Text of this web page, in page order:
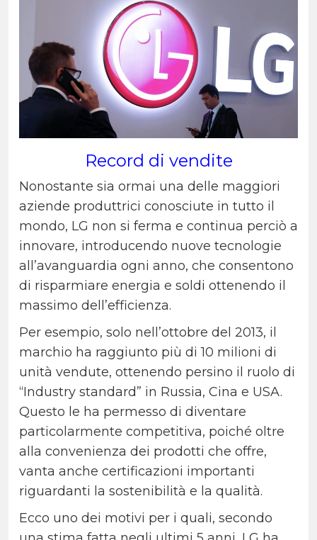
Record di vendite
Nonostante sia ormai una delle maggiori
aziende produttrici conosciute in tutto il
mondo, LG non si ferma e continua perciò a
innovare, introducendo nuove tecnologie
all’avanguardia ogni anno, che consentono
di risparmiare energia e soldi ottenendo il
massimo dell’efficienza.
Per esempio, solo nell’ottobre del 2013, il
marchio ha raggiunto più di 10 milioni di
unità vendute, ottenendo persino il ruolo di
“Industry standard” in Russia, Cina e USA.
Questo le ha permesso di diventare
particolarmente competitiva, poiché oltre
alla convenienza dei prodotti che offre,
vanta anche certificazioni importanti
riguardanti la sostenibilità e la qualità.
Ecco uno dei motivi per i quali, secondo